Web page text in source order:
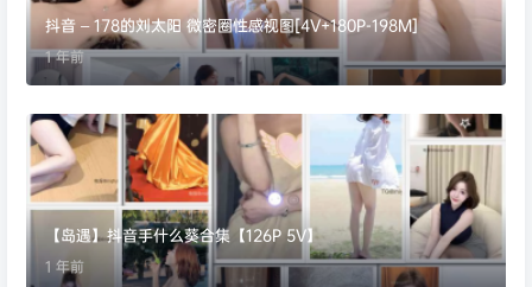
抖音 – 178的刘太阳 微密圈性感视图[4V+180P-198M]
1 年前
【岛遇】抖音手什么葵合集【126P 5V】
1 年前